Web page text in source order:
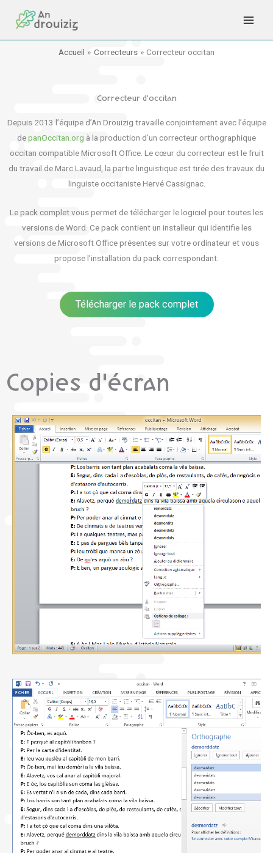
Accueil
Correcteurs Correcteur occitan
Correcteur d'occitan
Depuis 2013 l’équipe d’An Drouizig travaille conjointement avec l’équipe
depanOccitan.org à la production d’un correcteur orthographique
occitan compatible Microsoft Office. Le cœur du correcteur est le fruit
du travail de Marc Lavaud, la partie linguistique est tirée des travaux du
linguiste occitaniste Hervé Cassignac.
Le pack complet vous permet de télécharger le logiciel pour toutes les
versions de Word. Ce pack contient un installeur qui identifie les
versions de Microsoft Office présentes sur votre ordinateur et vous
propose l’installation du pack correspondant.
Télécharger le pack complet
Copies d'écran